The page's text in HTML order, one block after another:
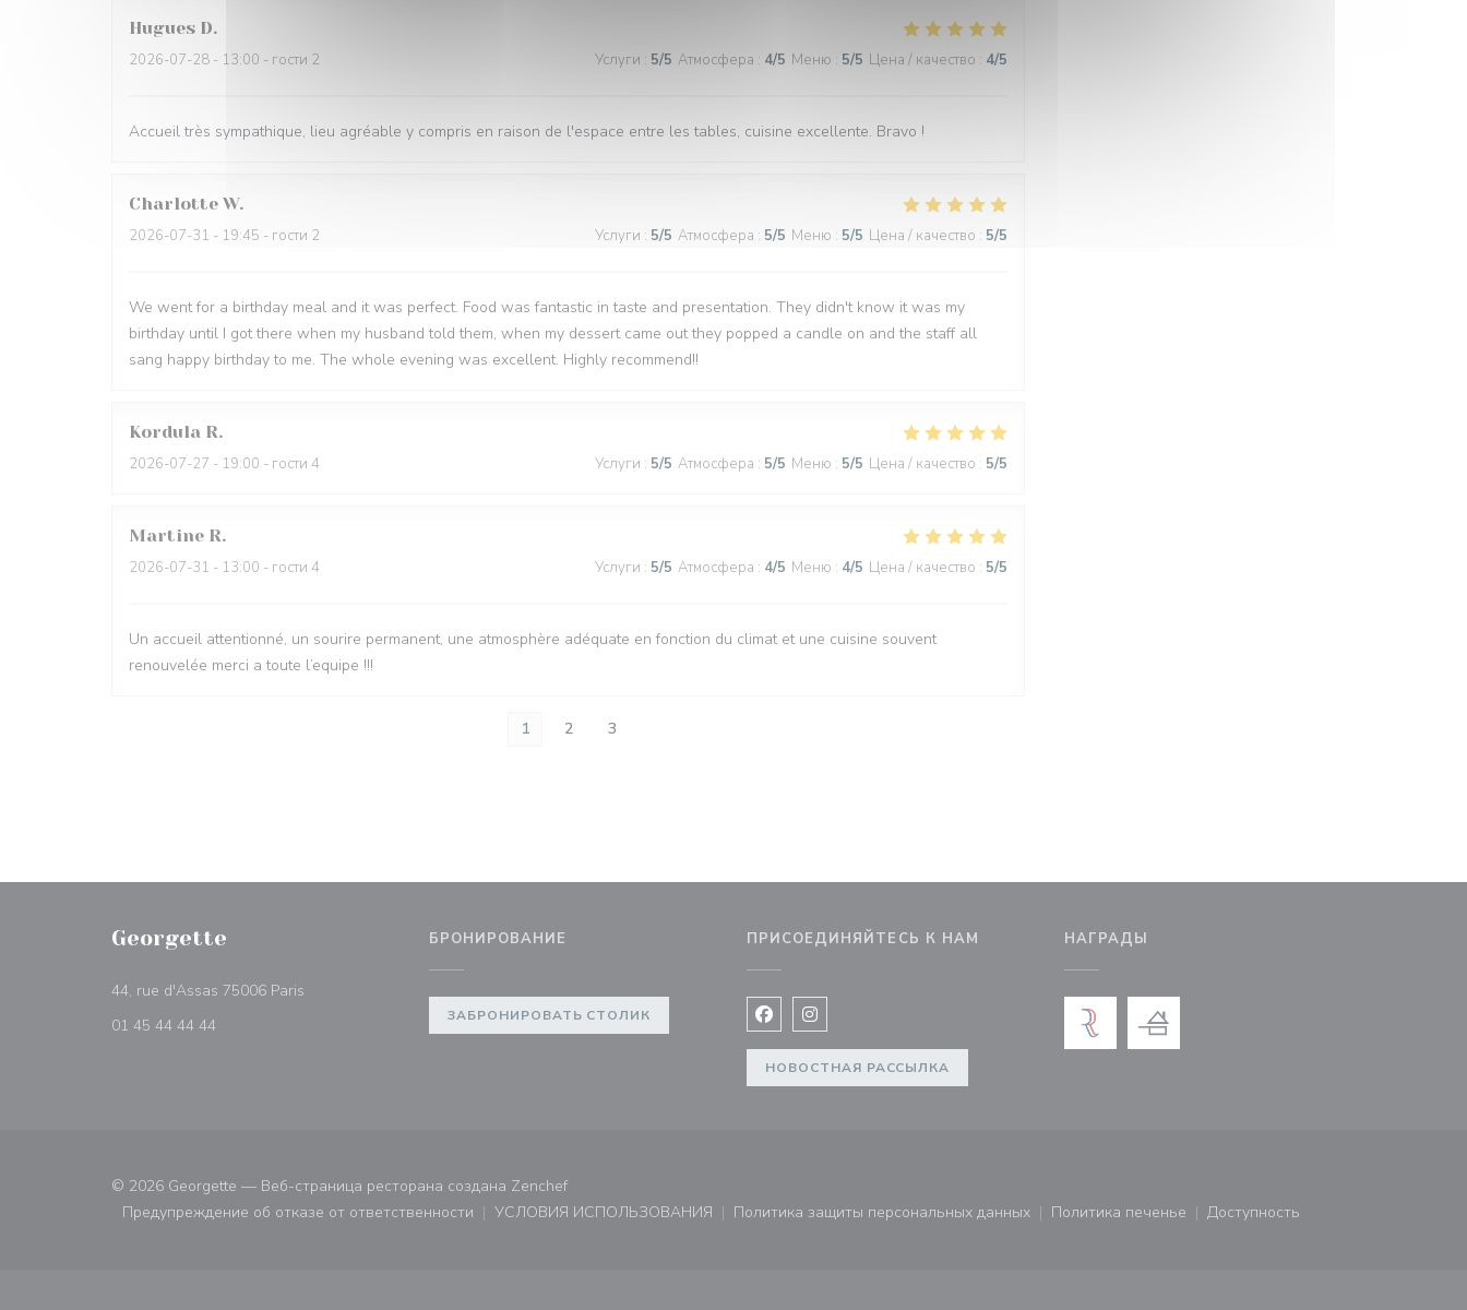
Hugues D
2026-07-28 - 13:00 - гости 2 Услуги : 5/5 Атмосфера : 4/5 Меню : 5/5 Цена / качество : 4/5
Accueil très sympathique, lieu agréable y compris en raison de l'espace entre les tables, cuisine excellente. Bravo !
Charlotte W
2026-07-31 - 19:45 - гости 2 Услуги : 5/5 Атмосфера : 5/5 Меню : 5/5 Цена / качество : 5/5
We went for a birthday meal and it was perfect. Food was fantastic in taste and presentation. They didn't know it was my
birthday until I got there when my husband told them, when my dessert came out they popped a candle on and the staff all
sang happy birthday to me. The whole evening was excellent. Highly recommend!!
Kordula R
2026-07-27 - 19:00 - гости 4 Услуги : 5/5 Атмосфера : 5/5 Меню : 5/5 Цена / качество : 5/5
Martine R
2026-07-31 - 13:00 - гости 4 Услуги : 5/5 Атмосфера : 4/5 Меню : 4/5 Цена / качество : 5/5
Un accueil attentionné, un sourire permanent, une atmosphère adéquate en fonction du climat et une cuisine souvent
renouvelée merci a toute l’equipe !!!
1 2 3
Georgette
44, rue d'Assas 75006 Paris
01 45 44 44 44
БРОНИРОВАНИЕ
ЗАБРОНИРОВАТЬ СТОЛИК
ПРИСОЕДИНЯЙТЕСЬ К НАМ
Facebook ((открывается в новом окне))
Instagram ((открывается в новом окне))
НОВОСТНАЯ РАССЫЛКА
НАГРАДЫ
© 2026 Georgette — Веб-страница ресторана создана Zenchef((открывается в новом окне))
Предупреждение об отказе от ответственности
((открывается в новом окне))
УСЛОВИЯ ИСПОЛЬЗОВАНИЯ
((открывается в новом окне))
Политика защиты персональных данных
((открывается в новом окне))
Политика печенье
((открывается в новом окне))
Доступность
((открывается в новом окне))